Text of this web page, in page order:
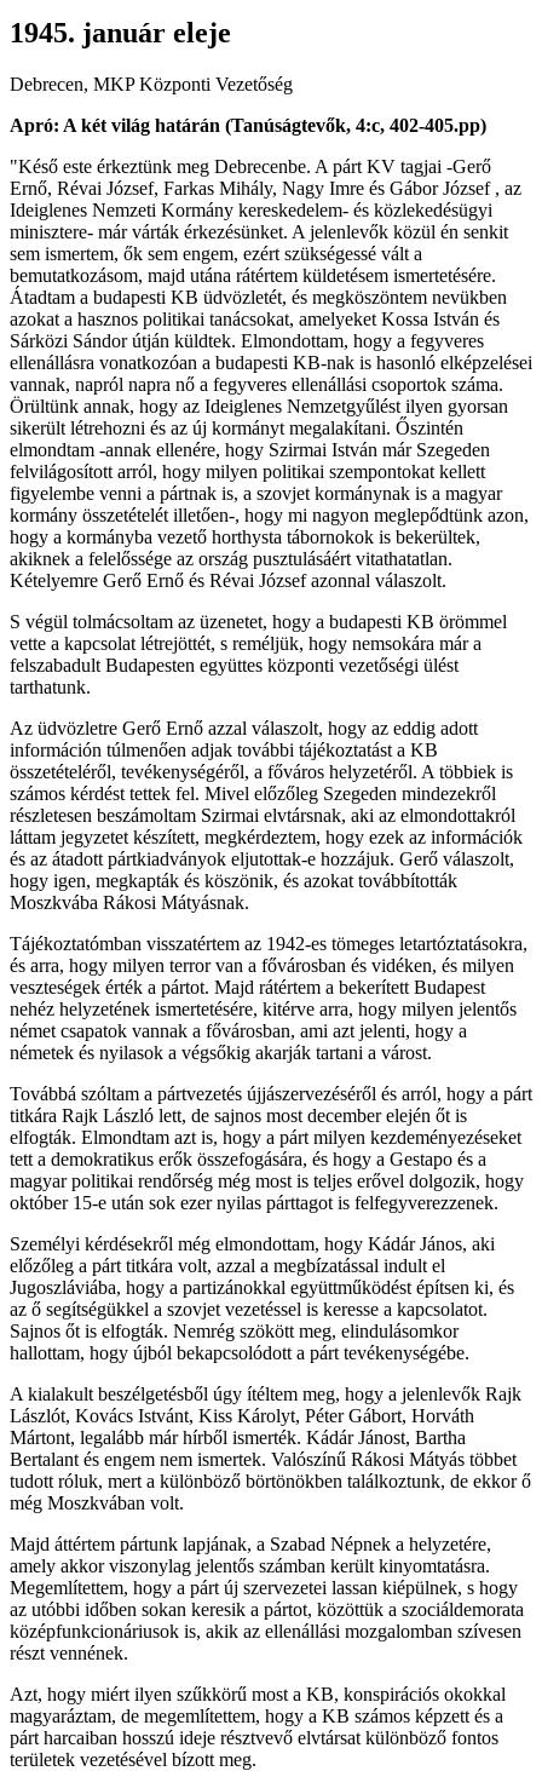
1945. január eleje
Debrecen, MKP Központi Vezetőség
Apró: A két világ határán (Tanúságtevők, 4:c, 402-405.pp)
"Késő este érkeztünk meg Debrecenbe. A párt KV tagjai -Gerő
Ernő, Révai József, Farkas Mihály, Nagy Imre és Gábor József , az
Ideiglenes Nemzeti Kormány kereskedelem- és közlekedésügyi
minisztere- már várták érkezésünket. A jelenlevők közül én senkit
sem ismertem, ők sem engem, ezért szükségessé vált a
bemutatkozásom, majd utána rátértem küldetésem ismertetésére.
Átadtam a budapesti KB üdvözletét, és megköszöntem nevükben
azokat a hasznos politikai tanácsokat, amelyeket Kossa István és
Sárközi Sándor útján küldtek. Elmondottam, hogy a fegyveres
ellenállásra vonatkozóan a budapesti KB-nak is hasonló elképzelései
vannak, napról napra nő a fegyveres ellenállási csoportok száma.
Örültünk annak, hogy az Ideiglenes Nemzetgyűlést ilyen gyorsan
sikerült létrehozni és az új kormányt megalakítani. Őszintén
elmondtam -annak ellenére, hogy Szirmai István már Szegeden
felvilágosított arról, hogy milyen politikai szempontokat kellett
figyelembe venni a pártnak is, a szovjet kormánynak is a magyar
kormány összetételét illetően-, hogy mi nagyon meglepődtünk azon,
hogy a kormányba vezető horthysta tábornokok is bekerültek,
akiknek a felelőssége az ország pusztulásáért vitathatatlan.
Kételyemre Gerő Ernő és Révai József azonnal válaszolt.
S végül tolmácsoltam az üzenetet, hogy a budapesti KB örömmel
vette a kapcsolat létrejöttét, s reméljük, hogy nemsokára már a
felszabadult Budapesten együttes központi vezetőségi ülést
tarthatunk.
Az üdvözletre Gerő Ernő azzal válaszolt, hogy az eddig adott
információn túlmenően adjak további tájékoztatást a KB
összetételéről, tevékenységéről, a főváros helyzetéről. A többiek is
számos kérdést tettek fel. Mivel előzőleg Szegeden mindezekről
részletesen beszámoltam Szirmai elvtársnak, aki az elmondottakról
láttam jegyzetet készített, megkérdeztem, hogy ezek az információk
és az átadott pártkiadványok eljutottak-e hozzájuk. Gerő válaszolt,
hogy igen, megkapták és köszönik, és azokat továbbították
Moszkvába Rákosi Mátyásnak.
Tájékoztatómban visszatértem az 1942-es tömeges letartóztatásokra,
és arra, hogy milyen terror van a fővárosban és vidéken, és milyen
veszteségek érték a pártot. Majd rátértem a bekerített Budapest
nehéz helyzetének ismertetésére, kitérve arra, hogy milyen jelentős
német csapatok vannak a fővárosban, ami azt jelenti, hogy a
németek és nyilasok a végsőkig akarják tartani a várost.
Továbbá szóltam a pártvezetés újjászervezéséről és arról, hogy a párt
titkára Rajk László lett, de sajnos most december elején őt is
elfogták. Elmondtam azt is, hogy a párt milyen kezdeményezéseket
tett a demokratikus erők összefogására, és hogy a Gestapo és a
magyar politikai rendőrség még most is teljes erővel dolgozik, hogy
október 15-e után sok ezer nyilas párttagot is felfegyverezzenek.
Személyi kérdésekről még elmondottam, hogy Kádár János, aki
előzőleg a párt titkára volt, azzal a megbízatással indult el
Jugoszláviába, hogy a partizánokkal együttműködést építsen ki, és
az ő segítségükkel a szovjet vezetéssel is keresse a kapcsolatot.
Sajnos őt is elfogták. Nemrég szökött meg, elindulásomkor
hallottam, hogy újból bekapcsolódott a párt tevékenységébe.
A kialakult beszélgetésből úgy ítéltem meg, hogy a jelenlevők Rajk
Lászlót, Kovács Istvánt, Kiss Károlyt, Péter Gábort, Horváth
Mártont, legalább már hírből ismerték. Kádár Jánost, Bartha
Bertalant és engem nem ismertek. Valószínű Rákosi Mátyás többet
tudott róluk, mert a különböző börtönökben találkoztunk, de ekkor ő
még Moszkvában volt.
Majd áttértem pártunk lapjának, a Szabad Népnek a helyzetére,
amely akkor viszonylag jelentős számban került kinyomtatásra.
Megemlítettem, hogy a párt új szervezetei lassan kiépülnek, s hogy
az utóbbi időben sokan keresik a pártot, közöttük a szociáldemorata
középfunkcionáriusok is, akik az ellenállási mozgalomban szívesen
részt vennének.
Azt, hogy miért ilyen szűkkörű most a KB, konspirációs okokkal
magyaráztam, de megemlítettem, hogy a KB számos képzett és a
párt harcaiban hosszú ideje résztvevő elvtársat különböző fontos
területek vezetésével bízott meg.